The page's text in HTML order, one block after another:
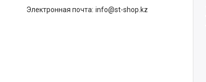
Электронная почта info@st-shop.kz